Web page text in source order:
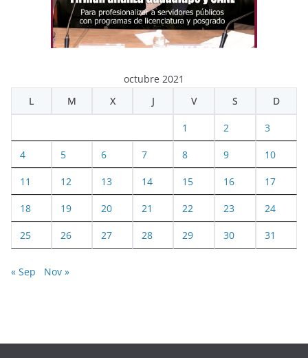
octubre 2021
L
M X J V S D
1 2 3
4 5 6 7 8 9 10
11 12 13 14 15 16 17
18 19 20 21 22 23 24
25 26 27 28 29 30 31
« Sep Nov »